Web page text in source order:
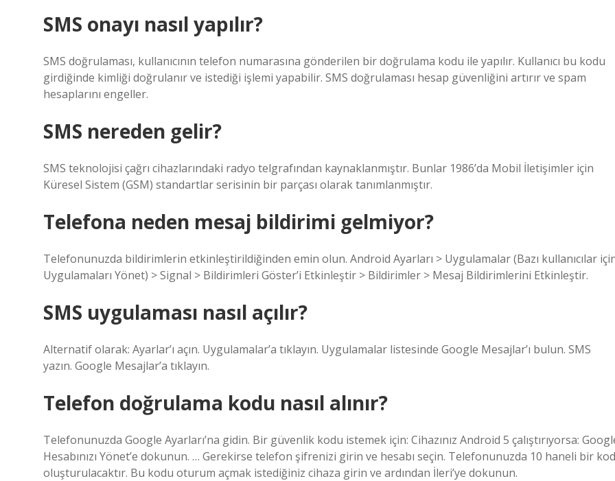
SMS onayı nasıl yapılır?
SMS doğrulaması, kullanıcının telefon numarasına gönderilen bir doğrulama kodu ile yapılır. Kullanıcı bu kodu
girdiğinde kimliği doğrulanır ve istediği işlemi yapabilir. SMS doğrulaması hesap güvenliğini artırır ve spam
hesaplarını engeller.
SMS nereden gelir?
SMS teknolojisi çağrı cihazlarındaki radyo telgrafından kaynaklanmıştır. Bunlar 1986’da Mobil İletişimler için
Küresel Sistem (GSM) standartlar serisinin bir parçası olarak tanımlanmıştır.
Telefona neden mesaj bildirimi gelmiyor?
Telefonunuzda bildirimlerin etkinleştirildiğinden emin olun. Android Ayarları > Uygulamalar (Bazı kullanıcılar
Uygulamaları Yönet) > Signal > Bildirimleri Göster’i Etkinleştir > Bildirimler > Mesaj Bildirimlerini Etkinleştir.
SMS uygulaması nasıl açılır?
Alternatif olarak: Ayarlar’ı açın. Uygulamalar’a tıklayın. Uygulamalar listesinde Google Mesajlar’ı bulun. SMS
yazın. Google Mesajlar’a tıklayın.
Telefon doğrulama kodu nasıl alınır?
Telefonunuzda Google Ayarları’na gidin. Bir güvenlik kodu istemek için: Cihazınız Android 5 çalıştırıyorsa:
Hesabınızı Yönet’e dokunun. … Gerekirse telefon şifrenizi girin ve hesabı seçin. Telefonunuzda 10 haneli bir kod
oluşturulacaktır. Bu kodu oturum açmak istediğiniz cihaza girin ve ardından İleri’ye dokunun.